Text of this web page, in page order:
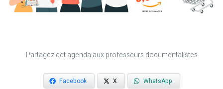
Partagez cet agenda aux professeurs documentalistes
Facebook X WhatsApp